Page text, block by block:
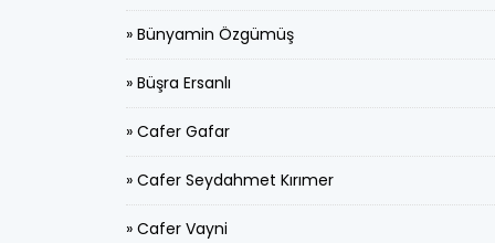
» Bünyamin Özgümüş
» Büşra Ersanlı
» Cafer Gafar
» Cafer Seydahmet Kırımer
» Cafer Vayni